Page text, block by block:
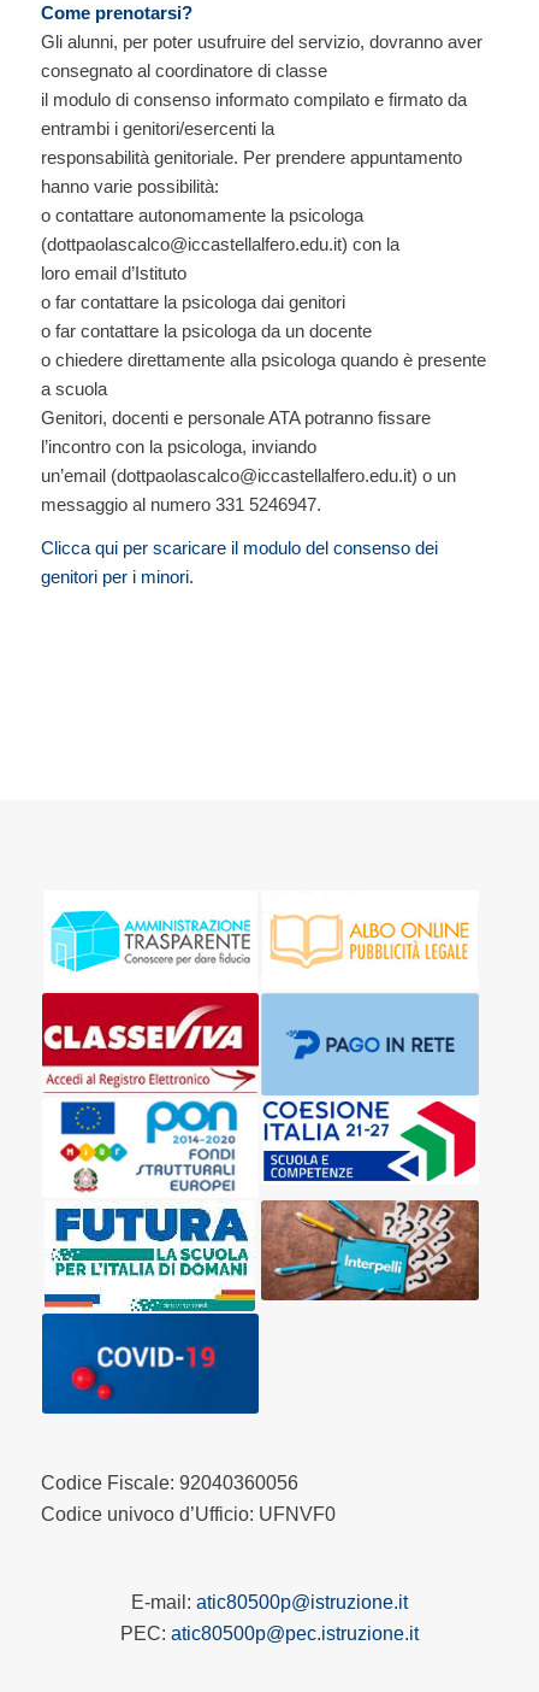
Come prenotarsi?
Gli alunni, per poter usufruire del servizio, dovranno aver
consegnato al coordinatore di classe
il modulo di consenso informato compilato e firmato da
entrambi i genitori/esercenti la
responsabilità genitoriale. Per prendere appuntamento
hanno varie possibilità:
o contattare autonomamente la psicologa
(dottpaolascalco@iccastellalfero.edu.it) con la
loro email d’Istituto
o far contattare la psicologa dai genitori
o far contattare la psicologa da un docente
o chiedere direttamente alla psicologa quando è presente
a scuola
Genitori, docenti e personale ATA potranno fissare
l’incontro con la psicologa, inviando
un’email (dottpaolascalco@iccastellalfero.edu.it) o un
messaggio al numero 331 5246947.
Clicca qui per scaricare il modulo del consenso dei
genitori per i minori.
Codice Fiscale: 92040360056
Codice univoco d’Ufficio: UFNVF0
E-mail: atic80500p@istruzione.it
PEC: atic80500p@pec.istruzione.it